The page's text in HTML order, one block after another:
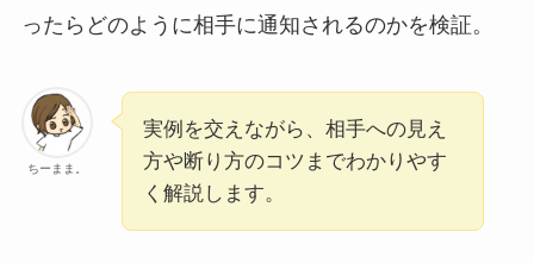
ったらどのように相手に通知されるのかを検証。
ちーまま。
実例を交えながら、相手への見え
方や断り方のコツまでわかりやす
く解説します。